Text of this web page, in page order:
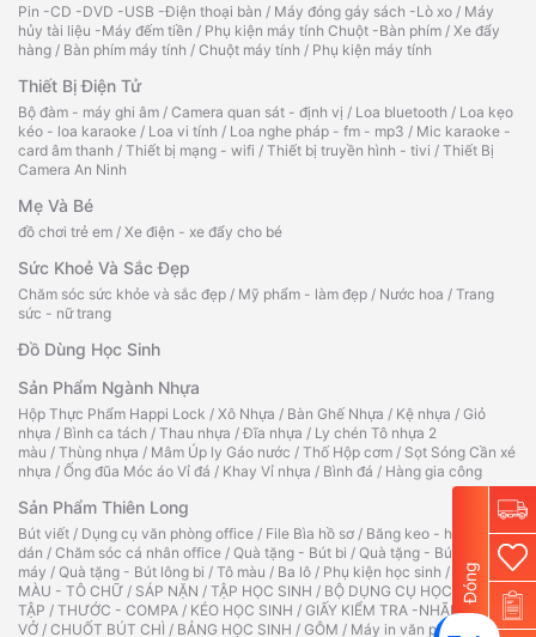
Pin -CD -DVD -USB -Điện thoại bàn / Máy đóng gáy sách -Lò xo / Máy
hủy tài liệu -Máy đếm tiền / Phụ kiện máy tính Chuột -Bàn phím / Xe đẩy
hàng / Bàn phím máy tính / Chuột máy tính / Phụ kiện máy tính
Thiết Bị Điện Tử
Bộ đàm - máy ghi âm / Camera quan sát - định vị / Loa bluetooth / Loa kẹo
kéo - loa karaoke / Loa vi tính / Loa nghe pháp - fm - mp3 / Mic karaoke -
card âm thanh / Thiết bị mạng - wifi / Thiết bị truyền hình - tivi / Thiết Bị
Camera An Ninh
Mẹ Và Bé
đồ chơi trẻ em / Xe điện - xe đẩy cho bé
Sức Khoẻ Và Sắc Đẹp
Chăm sóc sức khỏe và sắc đẹp / Mỹ phẩm - làm đẹp / Nước hoa / Trang
sức - nữ trang
Đồ Dùng Học Sinh
Sản Phẩm Ngành Nhựa
Hộp Thực Phẩm Happi Lock / Xô Nhựa / Bàn Ghế Nhựa / Kệ nhựa / Giỏ
nhựa / Bình ca tách / Thau nhựa /Đĩa nhựa / Ly chén Tô nhựa 2
màu / Thùng nhựa / Mâm Úp ly Gáo nước / Thố Hộp cơm / Sọt Sóng Cần xé
nhựa / Ống đũa Móc áo Vỉ đá / Khay Vỉ nhựa / Bình đá / Hàng gia công
Sản Phẩm Thiên Long
Bút viết / Dụng cụ văn phòng office / File Bìa hồ sơ / Băng keo - hồ
dán / Chăm sóc cá nhân office / Quà tặng - Bút bi / Quà tặng - Bút
máy / Quà tặng - Bút lông bi / Tô màu / Ba lô / Phụ kiện học sinh /
TẬP TÔ
MÀU - TÔ CHỮ / SÁP NẶN / TẬP HỌC SINH / BỘ DỤNG CỤ HỌC
TẬP / THƯỚC - COMPA / KÉO HỌC SINH / GIẤY KIỂM TRA -NHÃN
VỞ / CHUỐT BÚT CHÌ / BẢNG HỌC SINH / GÔM / Máy in văn phòng Máy
Đóng